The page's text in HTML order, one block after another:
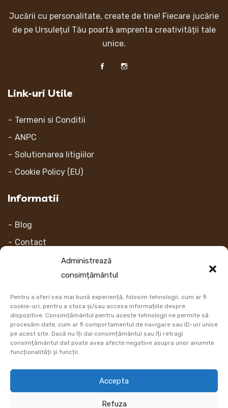
Administrează
consimțământul
Pentru a oferi cea mai bună experiență, folosim tehnologii, cum ar fi
cookie-uri, pentru a stoca și/sau accesa informațiile despre
dispozitive. Consimțământul pentru aceste tehnologii ne permite să
procesăm date, cum ar fi comportamentul de navigare sau ID-uri unice
pe acest site. Dacă nu îți dai consimțământul sau îți retragi
consimțământul dat poate avea afecte negative asupra unor anumite
funcționalități și funcții.
Accepta
Refuza
Jucării cu personalitate, create de tine! Fiecare jucărie
de pe Ursulețul Tău poartă amprenta creativității tale
unice.
Link-uri Utile
Termeni si Conditii
ANPC
Solutionarea litigiilor
Cookie Policy (EU)
Informatii
Blog
Contact
Link-uri
Retur
Metoda de plata